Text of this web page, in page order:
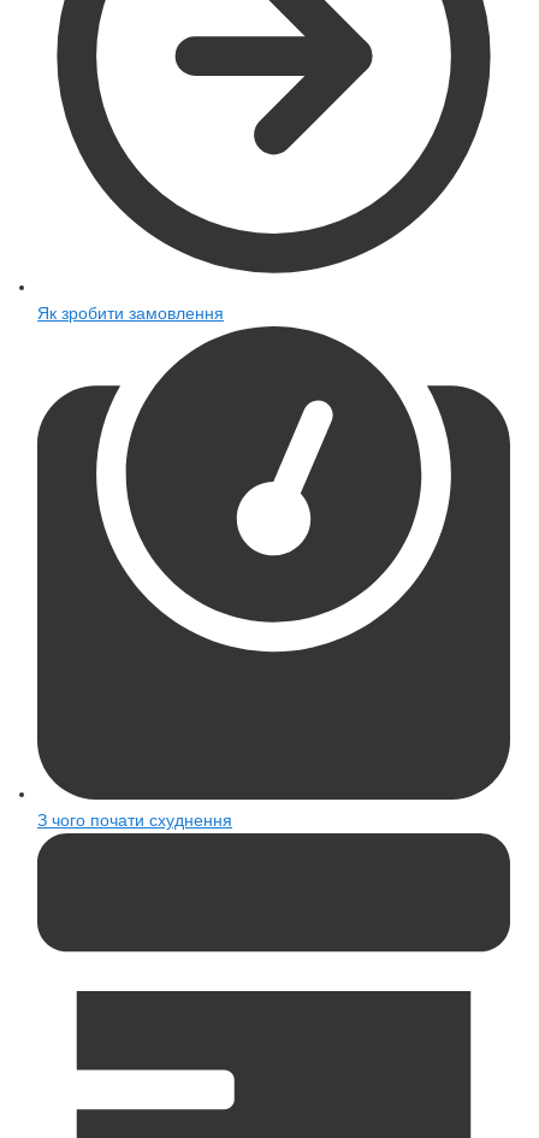
Як зробити замовлення
З чого почати схуднення